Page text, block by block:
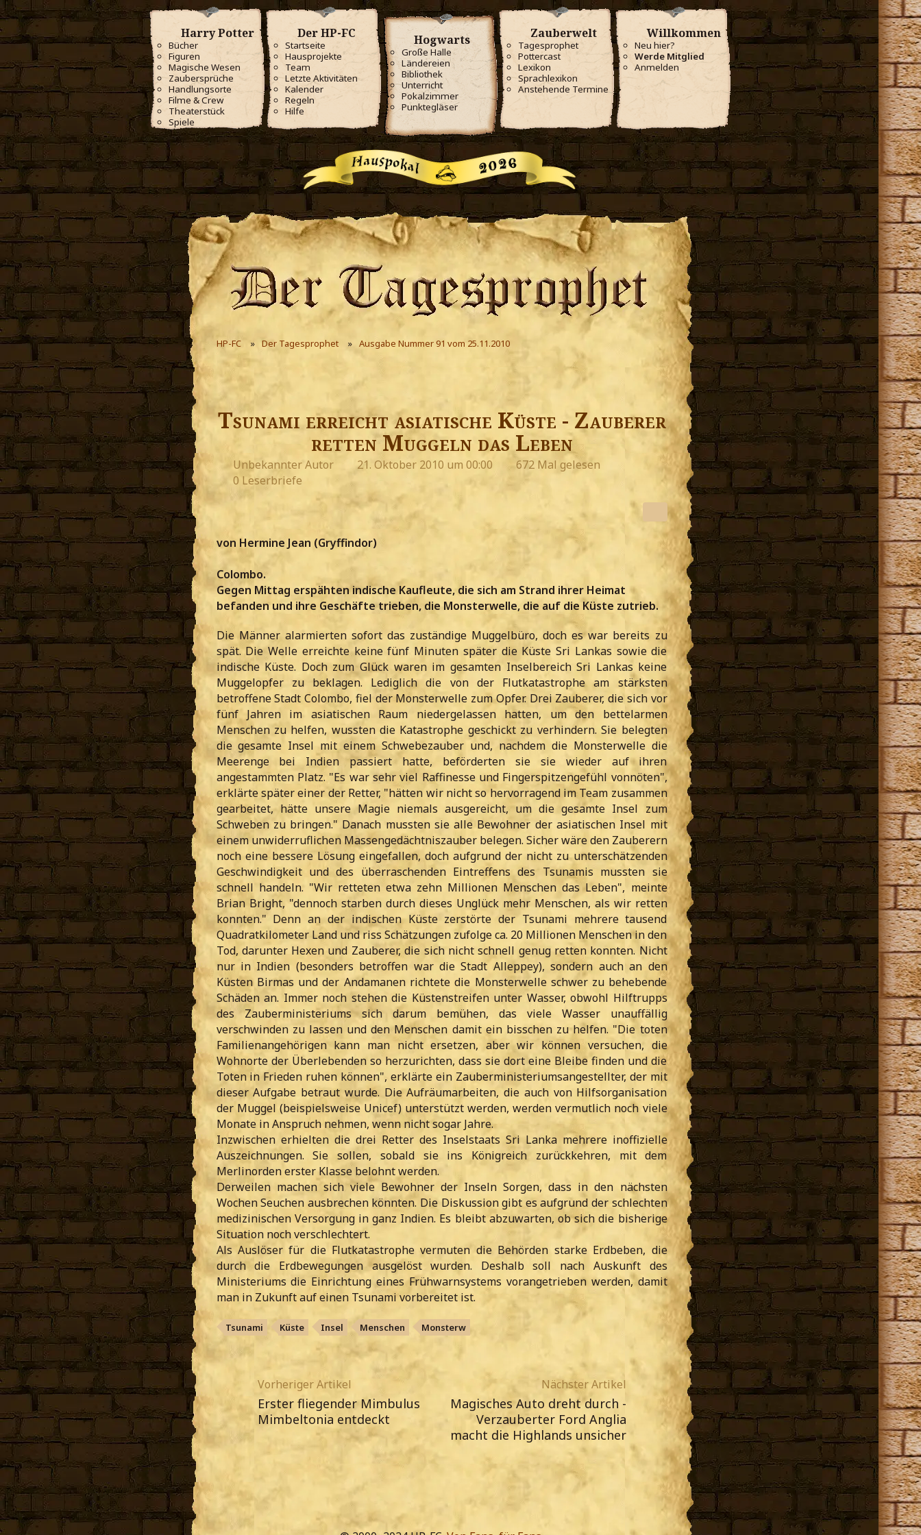
Harry Potter
Bücher
Figuren
Magische Wesen
Zaubersprüche
Handlungsorte
Filme & Crew
Theaterstück
Spiele
Der HP-FC
Startseite
Hausprojekte
Team
Letzte Aktivitäten
Kalender
Regeln
Hilfe
Hogwarts
Große Halle
Ländereien
Bibliothek
Unterricht
Pokalzimmer
Punktegläser
Zauberwelt
Tagesprophet
Pottercast
Lexikon
Sprachlexikon
Anstehende Termine
Willkommen
Neu hier?
Werde Mitglied
Anmelden
HP-FC Der Tagesprophet Ausgabe Nummer 91 vom 25.11.2010
Tsunami erreicht asiatische Küste - Zauberer
retten Muggeln das Leben
Unbekannter Autor 21. Oktober 2010 um 00:00
672 Mal gelesen
0 Leserbriefe
von Hermine Jean (Gryffindor)
Colombo.
Gegen Mittag erspähten indische Kaufleute, die sich am Strand ihrer Heimat
befanden und ihre Geschäfte trieben, die Monsterwelle, die auf die Küste zutrieb.
Die Männer alarmierten sofort das zuständige Muggelbüro, doch es war bereits zu
spät. Die Welle erreichte keine fünf Minuten später die Küste Sri Lankas sowie die
indische Küste. Doch zum Glück waren im gesamten Inselbereich Sri Lankas keine
Muggelopfer zu beklagen. Lediglich die von der Flutkatastrophe am stärksten
betroffene Stadt Colombo, fiel der Monsterwelle zum Opfer. Drei Zauberer, die sich vor
fünf Jahren im asiatischen Raum niedergelassen hatten, um den bettelarmen
Menschen zu helfen, wussten die Katastrophe geschickt zu verhindern. Sie belegten
die gesamte Insel mit einem Schwebezauber und, nachdem die Monsterwelle die
Meerenge bei Indien passiert hatte, beförderten sie sie wieder auf ihren
angestammten Platz. "Es war sehr viel Raffinesse und Fingerspitzengefühl vonnöten",
erklärte später einer der Retter, "hätten wir nicht so hervorragend im Team zusammen
gearbeitet, hätte unsere Magie niemals ausgereicht, um die gesamte Insel zum
Schweben zu bringen." Danach mussten sie alle Bewohner der asiatischen Insel mit
einem unwiderruflichen Massengedächtniszauber belegen. Sicher wäre den Zauberern
noch eine bessere Lösung eingefallen, doch aufgrund der nicht zu unterschätzenden
Geschwindigkeit und des überraschenden Eintreffens des Tsunamis mussten sie
schnell handeln. "Wir retteten etwa zehn Millionen Menschen das Leben", meinte
Brian Bright, "dennoch starben durch dieses Unglück mehr Menschen, als wir retten
konnten." Denn an der indischen Küste zerstörte der Tsunami mehrere tausend
Quadratkilometer Land und riss Schätzungen zufolge ca. 20 Millionen Menschen in den
Tod, darunter Hexen und Zauberer, die sich nicht schnell genug retten konnten. Nicht
nur in Indien (besonders betroffen war die Stadt Alleppey), sondern auch an den
Küsten Birmas und der Andamanen richtete die Monsterwelle schwer zu behebende
Schäden an. Immer noch stehen die Küstenstreifen unter Wasser, obwohl Hilftrupps
des Zauberministeriums sich darum bemühen, das viele Wasser unauffällig
verschwinden zu lassen und den Menschen damit ein bisschen zu helfen. "Die toten
Familienangehörigen kann man nicht ersetzen, aber wir können versuchen, die
Wohnorte der Überlebenden so herzurichten, dass sie dort eine Bleibe finden und die
Toten in Frieden ruhen können", erklärte ein Zauberministeriumsangestellter, der mit
dieser Aufgabe betraut wurde. Die Aufräumarbeiten, die auch von Hilfsorganisation
der Muggel (beispielsweise Unicef) unterstützt werden, werden vermutlich noch viele
Monate in Anspruch nehmen, wenn nicht sogar Jahre.
Inzwischen erhielten die drei Retter des Inselstaats Sri Lanka mehrere inoffizielle
Auszeichnungen. Sie sollen, sobald sie ins Königreich zurückkehren, mit dem
Merlinorden erster Klasse belohnt werden.
Derweilen machen sich viele Bewohner der Inseln Sorgen, dass in den nächsten
Wochen Seuchen ausbrechen könnten. Die Diskussion gibt es aufgrund der schlechten
medizinischen Versorgung in ganz Indien. Es bleibt abzuwarten, ob sich die bisherige
Situation noch verschlechtert.
Als Auslöser für die Flutkatastrophe vermuten die Behörden starke Erdbeben, die
durch die Erdbewegungen ausgelöst wurden. Deshalb soll nach Auskunft des
Ministeriums die Einrichtung eines Frühwarnsystems vorangetrieben werden, damit
man in Zukunft auf einen Tsunami vorbereitet ist.
Tsunami Küste Insel Menschen Monsterw
Vorheriger Artikel
Erster fliegender Mimbulus
Mimbeltonia entdeckt
Nächster Artikel
Magisches Auto dreht durch -
Verzauberter Ford Anglia
macht die Highlands unsicher